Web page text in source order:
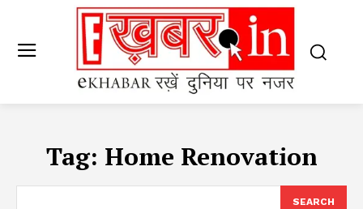
Tag: Home Renovation
SEARCH